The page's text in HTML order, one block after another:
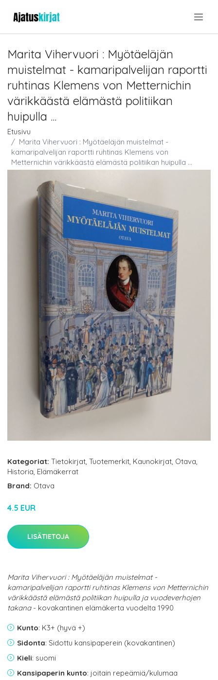
Marita Vihervuori : Myötäeläjän
muistelmat - kamaripalvelijan raportti
ruhtinas Klemens von Metternichin
värikkäästä elämästä politiikan
huipulla ...
Etusivu
Marita Vihervuori : Myötäeläjän muistelmat -
kamaripalvelijan raportti ruhtinas Klemens von
Metternichin värikkäästä elämästä politiikan huipulla ...
Kategoriat: Tietokirjat, Tuotemerkit, Kaunokirjat, Otava,
Historia, Elämäkerrat
Brand: Otava
4.5 EUR
LISÄTIETOJA
Marita Vihervuori : Myötäeläjän muistelmat -
kamaripalvelijan raportti ruhtinas Klemens von Metternichin
värikkäästä elämästä politiikan huipulla ja vuodeverhojen
takana- kovakantinen elämäkerta vuodelta 1990
Kunto: K3+ (hyvä +)
Sidonta: Sidottu kansipaperein (kovakantinen)
Kieli: suomi
Kansipaperin kunto: joitain repeämiä/kulumaa